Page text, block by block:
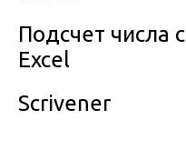
Подсчет числа
Excel
Scrivener